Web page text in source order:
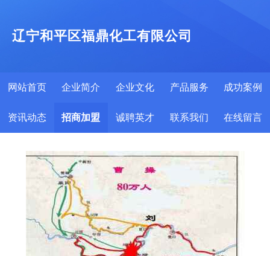
辽宁和平区福鼎化工有限公司
网站首页 企业简介 企业文化 产品服务 成功案例
资讯动态 招商加盟 诚聘英才 联系我们 在线留言